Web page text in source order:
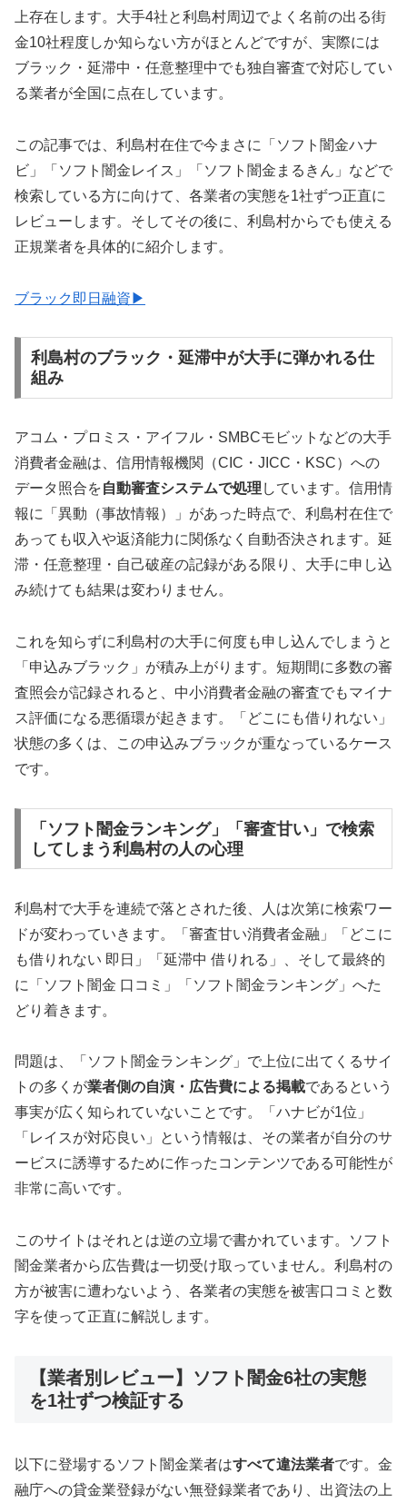
上存在します。大手4社と利島村周辺でよく名前の出る街
金10社程度しか知らない方がほとんどですが、実際には
ブラック・延滞中・任意整理中でも独自審査で対応してい
る業者が全国に点在しています。
この記事では、利島村在住で今まさに「ソフト闇金ハナ
ビ」「ソフト闇金レイス」「ソフト闇金まるきん」などで
検索している方に向けて、各業者の実態を1社ずつ正直に
レビューします。そしてその後に、利島村からでも使える
正規業者を具体的に紹介します。
ブラック即日融資▶
利島村のブラック・延滞中が大手に弾かれる仕
組み
アコム・プロミス・アイフル・SMBCモビットなどの大手
消費者金融は、信用情報機関（CIC・JICC・KSC）への
データ照合を自動審査システムで処理 しています。信用情
報に「異動（事故情報）」があった時点で、利島村在住で
あっても収入や返済能力に関係なく自動否決されます。延
滞・任意整理・自己破産の記録がある限り、大手に申し込
み続けても結果は変わりません。
これを知らずに利島村の大手に何度も申し込んでしまうと
「申込みブラック」が積み上がります。短期間に多数の審
査照会が記録されると、中小消費者金融の審査でもマイナ
ス評価になる悪循環が起きます。「どこにも借りれない」
状態の多くは、この申込みブラックが重なっているケース
です。
「ソフト闇金ランキング」「審査甘い」で検索
してしまう利島村の人の心理
利島村で大手を連続で落とされた後、人は次第に検索ワー
ドが変わっていきます。「審査甘い消費者金融」「どこに
も借りれない 即日」「延滞中 借りれる」、そして最終的
に「ソフト闇金 口コミ」「ソフト闇金ランキング」へた
どり着きます。
問題は、「ソフト闇金ランキング」で上位に出てくるサイ
トの多くが業者側の自演・広告費による掲載であるという
事実が広く知られていないことです。「ハナビが1位」
「レイスが対応良い」という情報は、その業者が自分のサ
ービスに誘導するために作ったコンテンツである可能性が
非常に高いです。
このサイトはそれとは逆の立場で書かれています。ソフト
闇金業者から広告費は一切受け取っていません。利島村の
方が被害に遭わないよう、各業者の実態を被害口コミと数
字を使って正直に解説します。
【業者別レビュー】ソフト闇金6社の実態
を1社ずつ検証する
以下に登場するソフト闇金業者はすべて違法業者です。金
融庁への貸金業登録がない無登録業者であり、出資法の上